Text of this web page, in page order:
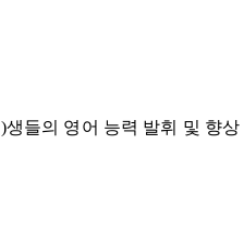
)생들의 영어 능력 발휘 및 향상